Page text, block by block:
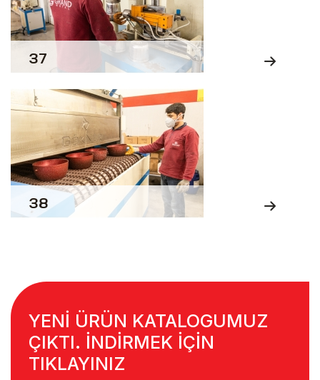
37
38
YENİ ÜRÜN KATALOGUMUZ
ÇIKTI. İNDİRMEK İÇİN
TIKLAYINIZ